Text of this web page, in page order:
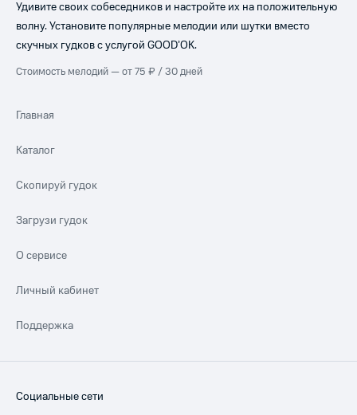
Удивите своих собеседников и настройте их на положительную
волну. Установите популярные мелодии или шутки вместо
скучных гудков с услугой GOOD’OK.
Стоимость мелодий — от 75 ₽ / 30 дней
Главная
Каталог
Скопируй гудок
Загрузи гудок
О сервисе
Личный кабинет
Поддержка
Социальные сети